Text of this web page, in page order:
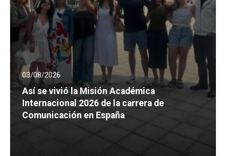
03/08/2026
Así se vivió la Misión Académica
Internacional 2026 de la carrera de
Comunicación en España